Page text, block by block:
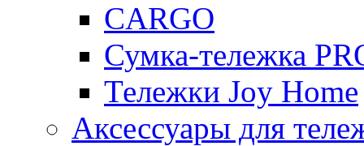
CARGO
Сумка-тележка
Тележки Joy Home
Аксессуары для